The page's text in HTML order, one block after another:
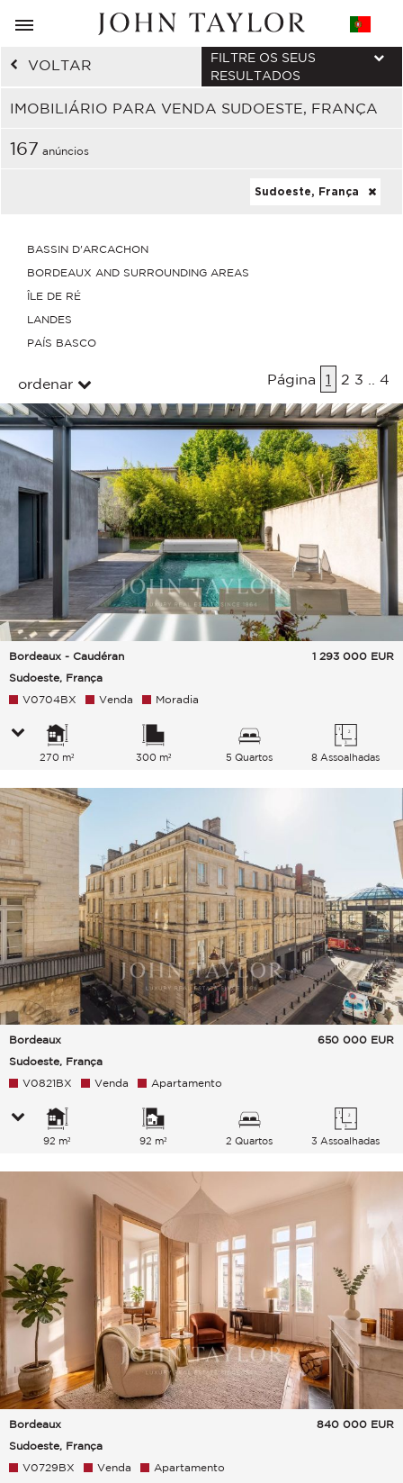
VOLTAR
IMOBILIÁRIO PARA VENDA SUDOESTE, FRANÇA
FILTRE OS SEUS
RESULTADOS
167 anúncios
Sudoeste, França
BASSIN D'ARCACHON
BORDEAUX AND SURROUNDING AREAS
ÎLE DE RÉ
LANDES
PAÍS BASCO
ordenar Página 1 2 3 4
Bordeaux - Caudéran
Sudoeste, França
1 293 000 EUR
V0704BX Venda Moradia
270 m² 300 m² 5 Quartos 8 Assoalhadas
Bordeaux
Sudoeste, França
650 000 EUR
V0821BX Venda Apartamento
92 m² 92 m² 2 Quartos 3 Assoalhadas
Bordeaux
Sudoeste, França
840 000 EUR
V0729BX Venda Apartamento